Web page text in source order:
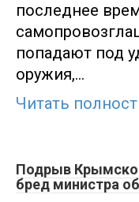
последнее
попадают под
оружия,…
Читать
Подрыв
бред министра